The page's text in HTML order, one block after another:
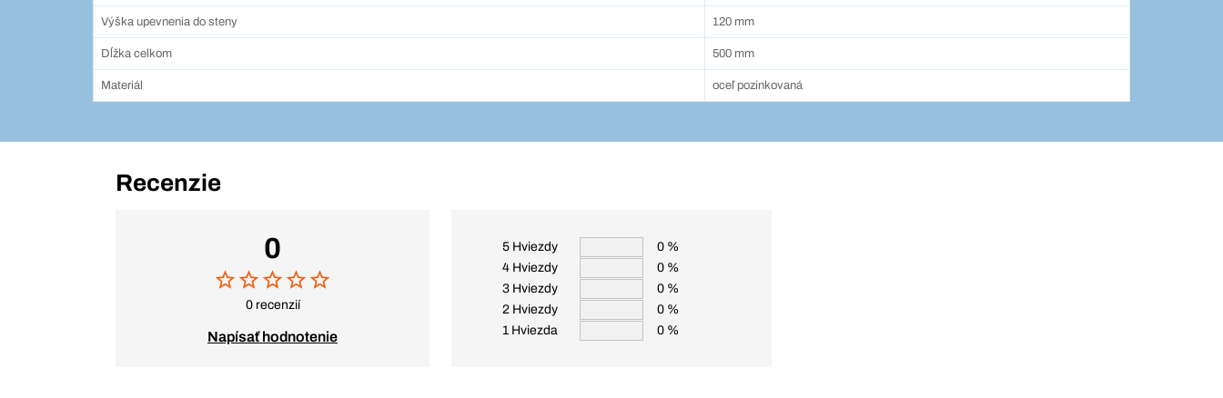
Výška upevnenia do steny 120 mm
Dĺžka celkom 500 mm
Materiál oceľ pozinkovaná
Recenzie
0
0 recenzií
Napísať hodnotenie
5 Hviezdy
0 %
4 Hviezdy
0 %
3 Hviezdy
0 %
2 Hviezdy
0 %
1 Hviezda
0 %